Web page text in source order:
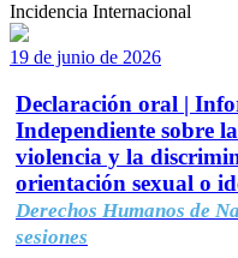
Incidencia Internacional
19 de junio de 2026
Declaración oral |
Independiente sobre
violencia y la
orientación sexual o
Derechos Humanos de
sesiones